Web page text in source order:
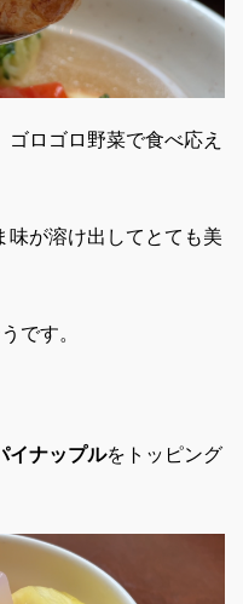
ゴロゴロ野菜で食べ応え
味が溶け出してとても美
です。
イナップルをトッピング